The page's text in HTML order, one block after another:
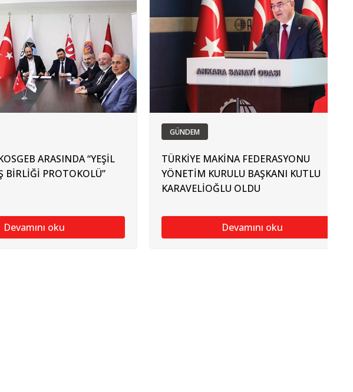
ARASINDA “YEŞİL
BİRLİĞİ PROTOKOLÜ”
Devamını oku
GÜNDEM
TÜRKİYE MAKİNA FEDERASYONU
YÖNETİM KURULU BAŞKANI KUTLU
KARAVELİOĞLU OLDU
Devamını oku